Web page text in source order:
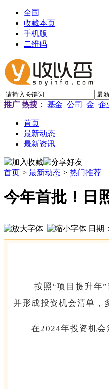
全国
收藏本页
手机版
二维码
推广 热搜： 基金 公司 金 企
首页
最新动态
最新资讯
首页 > 最新动态 > 热门推荐
今年首批！日
日期
按照“项目提升年
并形成投资机会清单，
在2024年投资机会